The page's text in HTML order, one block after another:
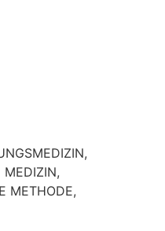
MEDIZIN,
METHODE,